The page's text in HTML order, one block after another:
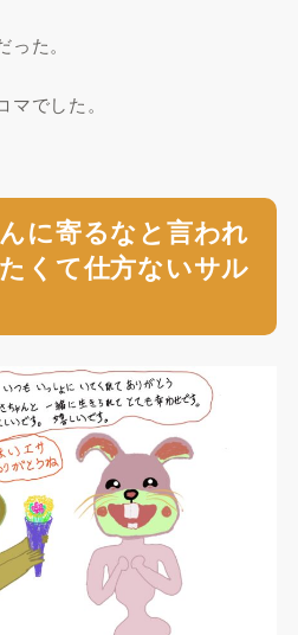
た。
でした。
に寄るなと言われ
くて仕方ないサル